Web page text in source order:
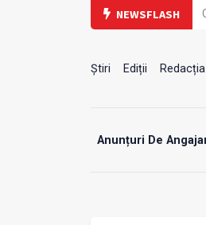
NEWSFLASH
Știri Ediții Redacția
Anunțuri De